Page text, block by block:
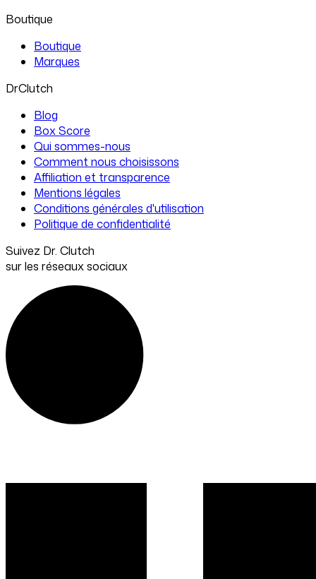
Boutique
Boutique
Marques
DrClutch
Blog
Box Score
Qui sommes-nous
Comment nous choisissons
Affiliation et transparence
Mentions légales
Conditions générales d'utilisation
Politique de confidentialité
Suivez Dr. Clutch
sur les réseaux sociaux